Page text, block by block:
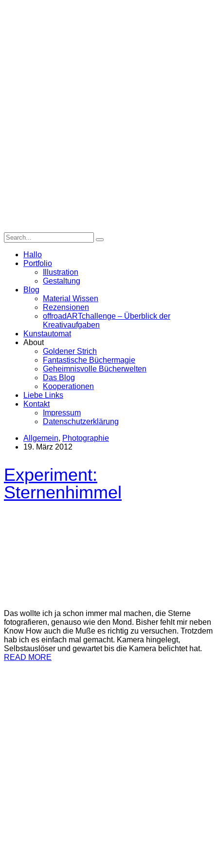
Hallo
Portfolio
Illustration
Gestaltung
Blog
Material Wissen
Rezensionen
offroadARTchallenge – Überblick der
Kreativaufgaben
Kunstautomat
About
Goldener Strich
Fantastische Büchermagie
Geheimnisvolle Bücherwelten
Das Blog
Kooperationen
Liebe Links
Kontakt
Impressum
Datenschutzerklärung
Allgemein, Photographie
19. März 2012
Experiment:
Sternenhimmel
Das wollte ich ja schon immer mal machen, die Sterne
fotografieren, genauso wie den Mond. Bisher fehlt mir neben
Know How auch die Muße es richtig zu versuchen. Trotzdem
hab ich es einfach mal gemacht. Kamera hingelegt,
Selbstauslöser und gewartet bis die Kamera belichtet hat.
READ MORE